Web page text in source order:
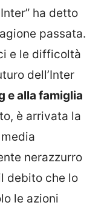
ha detto
passata.
e le difficoltà
dell’Inter
e alla famiglia
è arrivata la
nerazzurro
debito che lo
le azioni